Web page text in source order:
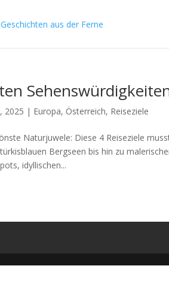
2025 | Europa, Österreich, Reiseziele
Naturjuwele: Diese 4 Reiseziele
Bergseen bis hin zu
idyllischen...